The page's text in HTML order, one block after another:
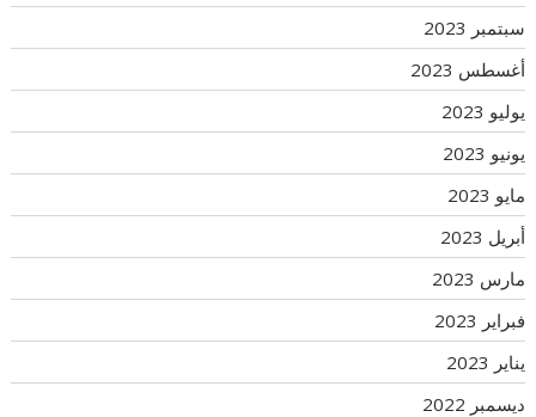
سبتمبر 2023
أغسطس 2023
يوليو 2023
يونيو 2023
مايو 2023
أبريل 2023
مارس 2023
فبراير 2023
يناير 2023
ديسمبر 2022